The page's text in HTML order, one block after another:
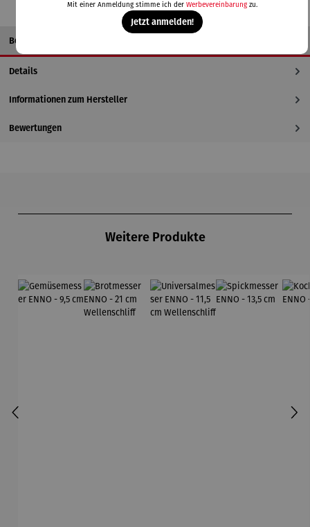
Beschreibung
Details
Informationen zum Hersteller
Bewertungen
Weitere Produkte
Mit einer Anmeldung stimme ich der Werbevereinbarungzu.
Jetzt anmelden!